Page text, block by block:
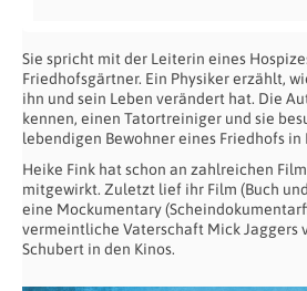
Sie spricht mit der Leiterin eines
Friedhofsgärtner. Ein Physiker erzählt,
ihn und sein Leben verändert hat. Die
kennen, einen Tatortreiniger und sie
lebendigen Bewohner eines Friedhofs in
Heike Fink hat schon an zahlreichen
mitgewirkt. Zuletzt lief ihr Film (Buch
eine Mockumentary
vermeintliche Vaterschaft Mick Jaggers
Schubert in den Kinos.